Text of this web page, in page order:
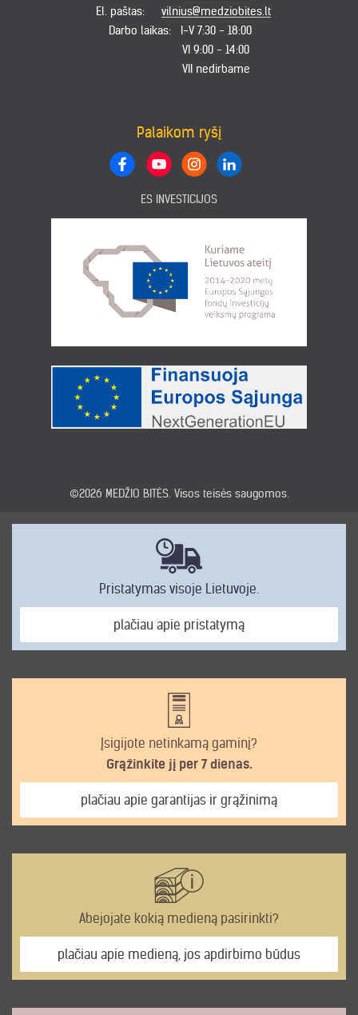
El. paštas:
vilnius@medziobites.lt
Darbo laikas:
I-V 7:30 - 18:00
VI 9:00 - 14:00
VII nedirbame
Palaikom ryšį
ES INVESTICIJOS
©2026 MEDŽIO BITĖS. Visos teisės saugomos.
Pristatymas visoje Lietuvoje.
plačiau apie pristatymą
Įsigijote netinkamą gaminį?
Grąžinkite jį per 7 dienas.
plačiau apie garantijas ir grąžinimą
Abejojate kokią medieną pasirinkti?
plačiau apie medieną, jos apdirbimo būdus